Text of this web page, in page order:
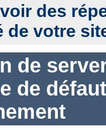
des
de votre
de
de